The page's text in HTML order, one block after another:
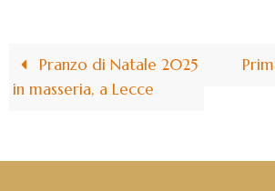
Pranzo di Natale 2025
in masseria, a Lecce